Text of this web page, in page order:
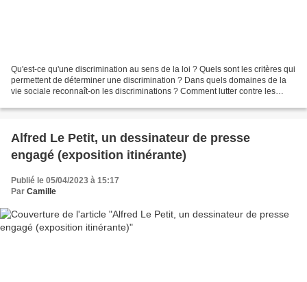
Qu'est-ce qu'une discrimination au sens de la loi ? Quels sont les critères qui
permettent de déterminer une discrimination ? Dans quels domaines de la
vie sociale reconnaît-on les discriminations ? Comment lutter contre les
Alfred Le Petit, un dessinateur de presse
engagé (exposition itinérante)
Publié le 05/04/2023 à 15:17
Par Camille